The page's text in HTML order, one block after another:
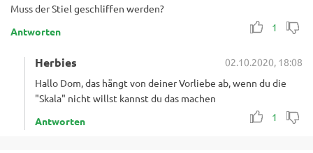
Muss der Stiel geschliffen werden?
1
Antworten
Herbies
02.10.2020, 18:08
Hallo Dom, das hängt von deiner Vorliebe ab, wenn du die
"Skala" nicht willst kannst du das machen
1
Antworten